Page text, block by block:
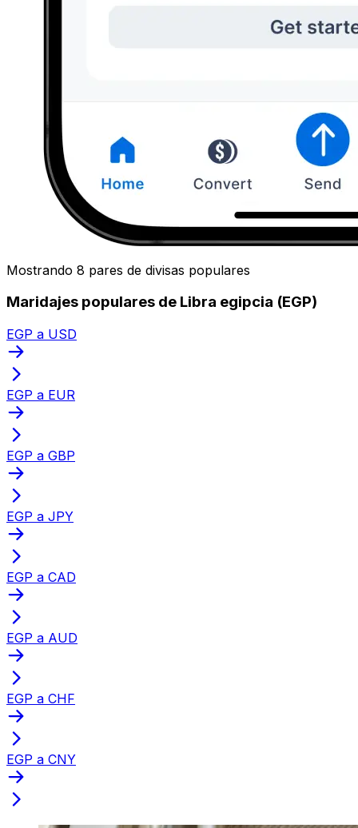
Mostrando 8 pares de divisas populares
Maridajes populares de Libra egipcia (EGP)
EGP a USD
EGP a EUR
EGP a GBP
EGP a JPY
EGP a CAD
EGP a AUD
EGP a CHF
EGP a CNY